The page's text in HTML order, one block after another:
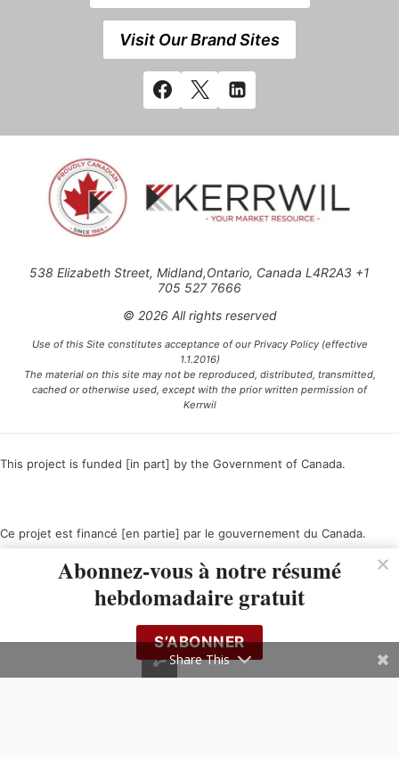
Visit Our Brand Sites
538 Elizabeth Street, Midland,Ontario, Canada L4R2A3 +1
705 527 7666
© 2026 All rights reserved
Use of this Site constitutes acceptance of our Privacy Policy (effective
1.1.2016)
The material on this site may not be reproduced, distributed, transmitted,
cached or otherwise used, except with the prior written permission of
Kerrwil
This project is funded [in part] by the Government of Canada.
Ce projet est financé [en partie] par le gouvernement du Canada.
Abonnez-vous à notre résumé
hebdomadaire gratuit
S’ABONNER
Share This